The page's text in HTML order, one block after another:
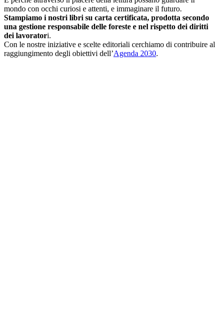
mondo con occhi curiosi e attenti, e immaginare il futuro.
Stampiamo i nostri libri su carta certificata, prodotta secondo
una gestione responsabile delle foreste e nel rispetto dei diritti
dei lavoratori.
Con le nostre iniziative e scelte editoriali cerchiamo di contribuire al
raggiungimento degli obiettivi dell’Agenda 2030.